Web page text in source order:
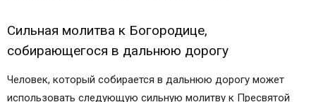
Сильная молитва к Богородице,
собирающегося в дальнюю дорогу
Человек, который собирается в дальнюю дорогу может
использовать следующую сильную молитву к Пресвятой